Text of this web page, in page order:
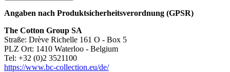
Angaben nach Produktsicherheitsverordnung (GPSR)
The Cotton Group SA
Straße: Drève Richelle 161 O - Box 5
PLZ Ort: 1410 Waterloo - Belgium
Tel: +32 (0)2 3521100
https://www.bc-collection.eu/de/